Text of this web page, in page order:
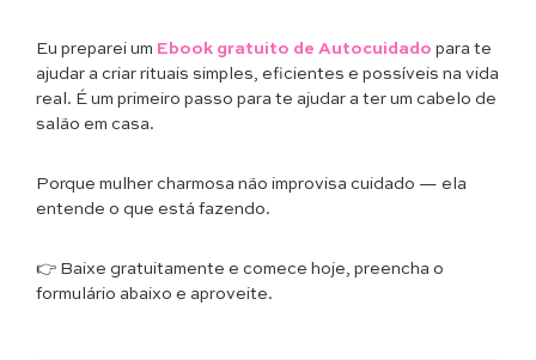
Eu preparei um Ebook gratuito de Autocuidado para te
ajudar a criar rituais simples, eficientes e possíveis na vida
real. É um primeiro passo para te ajudar a ter um cabelo de
salão em casa.
Porque mulher charmosa não improvisa cuidado — ela
entende o que está fazendo.
👉 Baixe gratuitamente e comece hoje, preencha o
formulário abaixo e aproveite.